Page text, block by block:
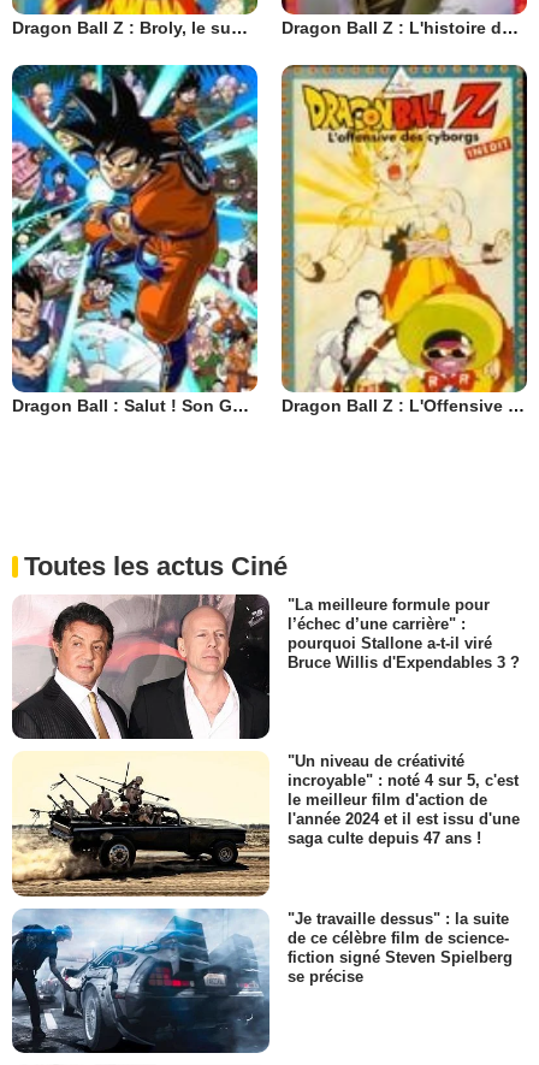
Dragon Ball Z : Broly, le super guerrier Dragon Ball Z : L'histoire de Trunks
Dragon Ball : Salut ! Son Gokû et ses amis sont de retour !! (OAV) Dragon Ball Z : L'Offensive des cyborgs
Toutes les actus Ciné
"La meilleure formule pour
l’échec d’une carrière" :
pourquoi Stallone a-t-il viré
Bruce Willis d'Expendables 3 ?
"Un niveau de créativité
incroyable" : noté 4 sur 5, c'est
le meilleur film d'action de
l'année 2024 et il est issu d'une
saga culte depuis 47 ans !
"Je travaille dessus" : la suite
de ce célèbre film de science-
fiction signé Steven Spielberg
se précise